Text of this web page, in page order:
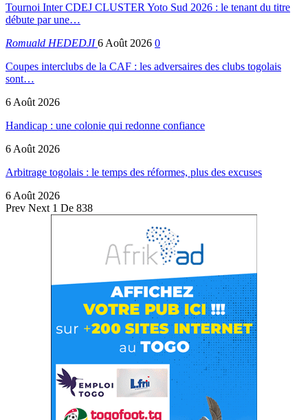
Tournoi Inter CDEJ CLUSTER Yoto Sud 2026 : le tenant du titre
débute par une…
Romuald HEDEDJI6 Août 2026 0
Coupes interclubs de la CAF : les adversaires des clubs togolais
sont…
6 Août 2026
Handicap : une colonie qui redonne confiance
6 Août 2026
Arbitrage togolais : le temps des réformes, plus des excuses
6 Août 2026
Prev Next 1 De 838